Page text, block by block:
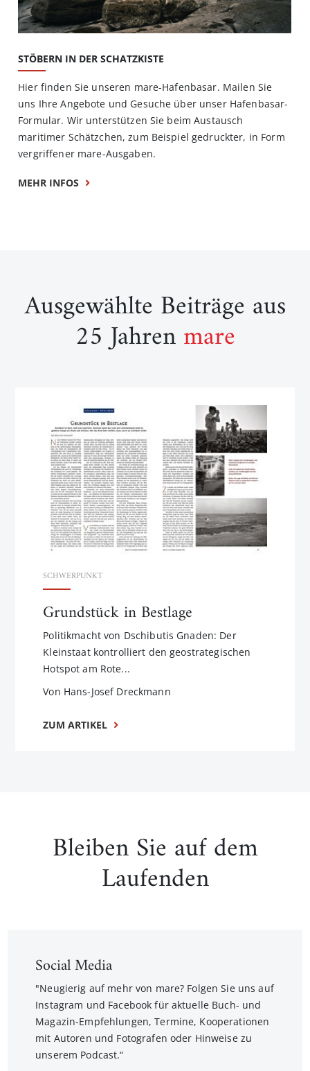
STÖBERN IN DER SCHATZKISTE
Hier finden Sie unseren mare-Hafenbasar. Mailen Sie
uns Ihre Angebote und Gesuche über unser Hafenbasar-
Formular. Wir unterstützen Sie beim Austausch
maritimer Schätzchen, zum Beispiel gedruckter, in Form
vergriffener mare-Ausgaben.
MEHR INFOS
Ausgewählte Beiträge aus
25 Jahrenmare
SCHWERPUNKT
Grundstück in Bestlage
Politikmacht von Dschibutis Gnaden: Der
Kleinstaat kontrolliert den geostrategischen
Hotspot am Rote...
Von Hans-Josef Dreckmann
ZUM ARTIKEL
Bleiben Sie auf dem
Laufenden
Social Media
"Neugierig auf mehr von mare? Folgen Sie uns auf
Instagram und Facebook für aktuelle Buch- und
Magazin-Empfehlungen, Termine, Kooperationen
mit Autoren und Fotografen oder Hinweise zu
unserem Podcast.“